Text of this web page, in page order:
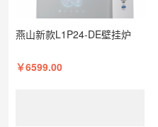
燕山新款L1P24-DE壁挂炉
￥6599.00